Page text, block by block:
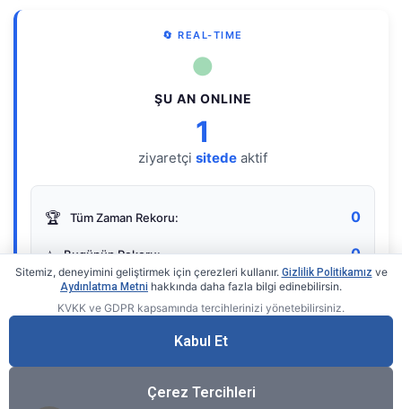
🔄 REAL-TIME
●
ŞU AN ONLINE
1
ziyaretçi sitede aktif
🏆 Tüm Zaman Rekoru: 0
⭐ Bugünün Rekoru: 0
Gerçek zamanlı sayaç
Sitemiz, deneyimini geliştirmek için çerezleri kullanır. Gizlilik Politikamız ve
Aydınlatma Metni hakkında daha fazla bilgi edinebilirsin.
KVKK ve GDPR kapsamında tercihlerinizi yönetebilirsiniz.
Kabul Et
Çerez Tercihleri